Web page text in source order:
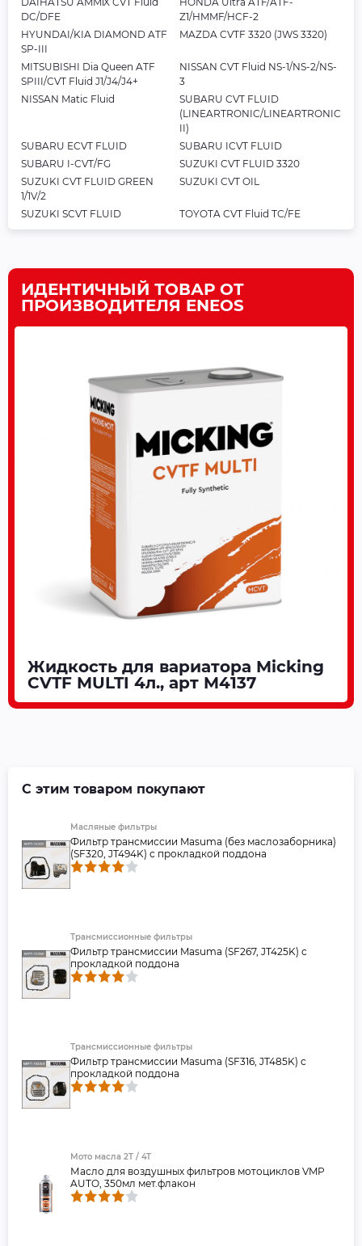
DC/DFE
Z1/HMMF/HCF-2
HYUNDAI/KIA DIAMOND ATF
SP-III
MAZDA CVTF 3320 (JWS 3320)
MITSUBISHI Dia Queen ATF
SPIII/CVT Fluid J1/J4/J4+
NISSAN CVT Fluid NS-1/NS-2/NS-
3
NISSAN Matic Fluid
SUBARU CVT FLUID
(LINEARTRONIC/LINEARTRONIC
II)
SUBARU ECVT FLUID
SUBARU ICVT FLUID
SUBARU I-CVT/FG
SUZUKI CVT FLUID 3320
SUZUKI CVT FLUID GREEN
1/1V/2
SUZUKI CVT OIL
SUZUKI SCVT FLUID TOYOTA CVT Fluid TC/FE
ИДЕНТИЧНЫЙ ТОВАР ОТ
ПРОИЗВОДИТЕЛЯ ENEOS
Жидкость для вариатора Micking
CVTF MULTI 4л., арт M4137
С этим товаром покупают
Масляные фильтры
Фильтр трансмиссии Masuma (без маслозаборника)
(SF320, JT494K) с прокладкой поддона
Трансмиссионные фильтры
Фильтр трансмиссии Masuma (SF267, JT425K) с
прокладкой поддона
Трансмиссионные фильтры
Фильтр трансмиссии Masuma (SF316, JT485K) с
прокладкой поддона
Мото масла 2T / 4T
Масло для воздушных фильтров мотоциклов VMP
AUTO, 350мл мет.флакон